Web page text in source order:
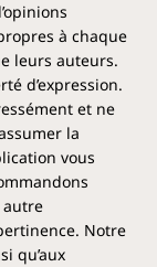
à chaque
leurs auteurs.
d’expression.
et ne
la
vous
autre
Notre
qu’aux